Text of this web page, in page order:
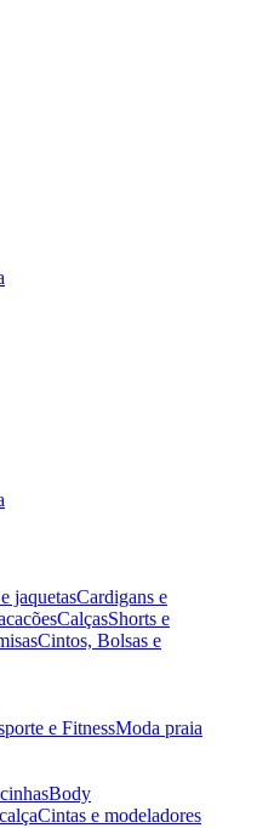
jaquetasCardigans e
CalçasShorts e
Cintos, Bolsas e
e FitnessModa praia
Body
Cintas e modeladores